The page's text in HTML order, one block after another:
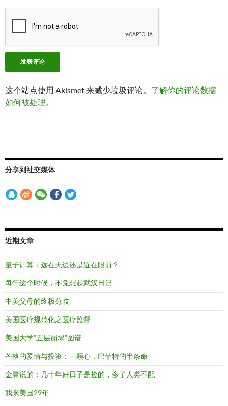
这个站点使用 Akismet 来减少垃圾评论。 了解你的评论数据
如何被处理。
分享到社交媒体
近期文章
量子计算：远在天边还是近在眼前？
每年这个时候，不免想起武汉日记
中美父母的终极分歧
美国医疗规范化之医疗监督
美国大学“五层崩塌”图谱
芒格的爱情与投资：一颗心，巴菲特的半条命
金庸说的：几十年好日子是捡的，多了人类不配
我来美国29年